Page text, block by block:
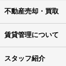
不動産売却・買取
賃貸管理について
スタッフ紹介